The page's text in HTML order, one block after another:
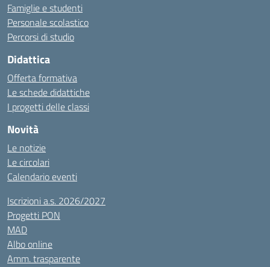
Famiglie e studenti
Personale scolastico
Percorsi di studio
Didattica
Offerta formativa
Le schede didattiche
I progetti delle classi
Novità
Le notizie
Le circolari
Calendario eventi
Iscrizioni a.s. 2026/2027
Progetti PON
MAD
Albo online
Amm. trasparente